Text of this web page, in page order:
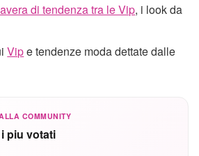
di tendenza tra le Vip, i look da
Vipe tendenze moda dettate dalle
COMMUNITY
piu votati